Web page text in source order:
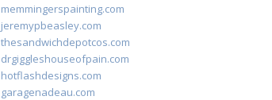
memmingerspainting.com
jeremypbeasley.com
thesandwichdepotcos.com
drgiggleshouseofpain.com
hotflashdesigns.com
garagenadeau.com